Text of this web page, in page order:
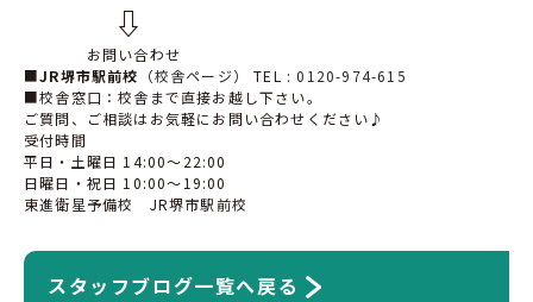
⇩
お問い合わせ
■JR堺市駅前校 （校舎ページ） TEL :0120-974-615
■校舎窓口：校舎まで直接お越し下さい。
ご質問、ご相談はお気軽にお問い合わせください ♪
受付時間
平日・土曜日 14:00〜22:00
日曜日・祝日 10:00〜19:00
東進衛星予備校 JR堺市駅前校
スタッフブログ一覧へ戻る